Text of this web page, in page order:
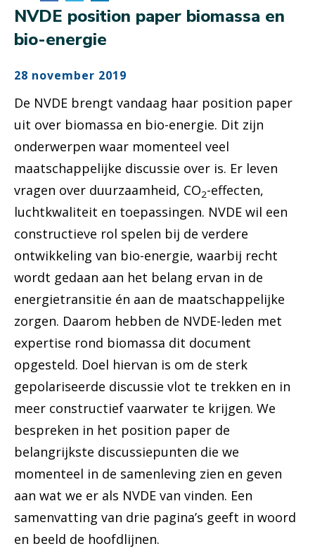
NVDE position paper biomassa en
bio-energie
28 november 2019
De NVDE brengt vandaag haar position paper
uit over biomassa en bio-energie. Dit zijn
onderwerpen waar momenteel veel
maatschappelijke discussie over is. Er leven
vragen over duurzaamheid, CO2-effecten,
luchtkwaliteit en toepassingen. NVDE wil een
constructieve rol spelen bij de verdere
ontwikkeling van bio-energie, waarbij recht
wordt gedaan aan het belang ervan in de
energietransitie én aan de maatschappelijke
zorgen. Daarom hebben de NVDE-leden met
expertise rond biomassa dit document
opgesteld. Doel hiervan is om de sterk
gepolariseerde discussie vlot te trekken en in
meer constructief vaarwater te krijgen. We
bespreken in het position paper de
belangrijkste discussiepunten die we
momenteel in de samenleving zien en geven
aan wat we er als NVDE van vinden. Een
samenvatting van drie pagina’s geeft in woord
en beeld de hoofdlijnen.